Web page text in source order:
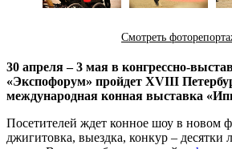
Смотреть
30 апреля – 3 мая в конгрессно-
«Экспофорум» пройдет XVIII
международная конная выставка
Посетителей ждет конное шоу в новом
джигитовка, выездка, конкур – десятки